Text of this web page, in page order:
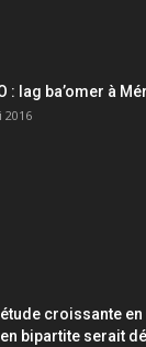
: lag ba’omer à
2016
croissante en
bipartite serait